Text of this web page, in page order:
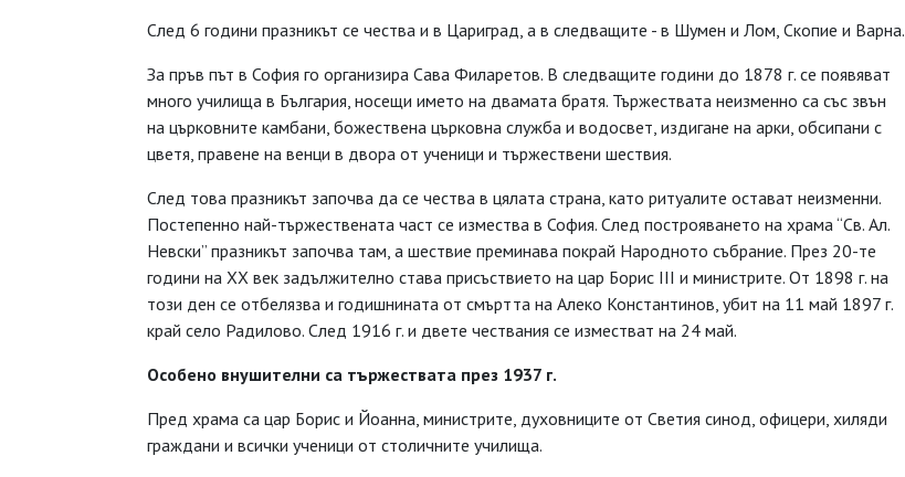
След 6 години празникът се чества и в Цариград, а в следващите - в Шумен и Лом, Скопие и Варна.
За пръв път в София го организира Сава Филаретов. В следващите години до 1878 г. се появяват
много училища в България, носещи името на двамата братя. Тържествата неизменно са със звън
на църковните камбани, божествена църковна служба и водосвет, издигане на арки, обсипани с
цветя, правене на венци в двора от ученици и тържествени шествия.
След това празникът започва да се чества в цялата страна, като ритуалите остават неизменни.
Постепенно най-тържествената част се измества в София. След построяването на храма “Св. Ал.
Невски” празникът започва там, а шествие преминава покрай Народното събрание. През 20-те
години на ХХ век задължително става присъствието на цар Борис III и министрите. От 1898 г. на
този ден се отбелязва и годишнината от смъртта на Алеко Константинов, убит на 11 май 1897 г.
край село Радилово. След 1916 г. и двете чествания се изместват на 24 май.
Особено внушителни са тържествата през 1937 г.
Пред храма са цар Борис и Йоанна, министрите, духовниците от Светия синод, офицери, хиляди
граждани и всички ученици от столичните училища.